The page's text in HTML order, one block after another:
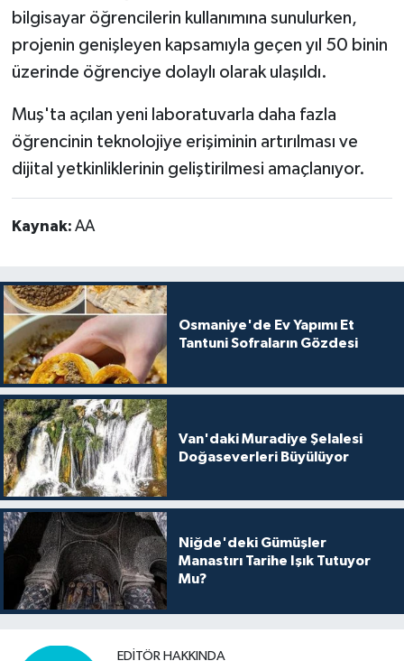
bilgisayar öğrencilerin kullanımına sunulurken,
projenin genişleyen kapsamıyla geçen yıl 50 binin
üzerinde öğrenciye dolaylı olarak ulaşıldı.
Muş'ta açılan yeni laboratuvarla daha fazla
öğrencinin teknolojiye erişiminin artırılması ve
dijital yetkinliklerinin geliştirilmesi amaçlanıyor.
Kaynak: AA
Osmaniye'de Ev Yapımı Et
Tantuni Sofraların Gözdesi
Van'daki Muradiye Şelalesi
Doğaseverleri Büyülüyor
Niğde'deki Gümüşler
Manastırı Tarihe Işık Tutuyor
Mu?
EDITÖR HAKKINDA